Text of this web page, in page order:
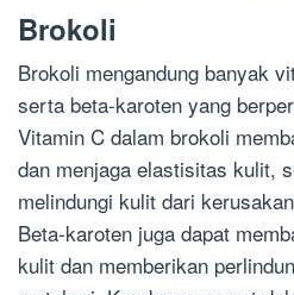
Brokoli
Brokoli mengandung banyak
serta beta-karoten yang
Vitamin C dalam brokoli
dan menjaga elastisitas kulit,
melindungi kulit dari
Beta-karoten juga dapat
kulit dan memberikan